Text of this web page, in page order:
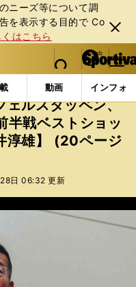
ニーズ等について調
を表⽰する⽬的で Co
はこちら
閉じ
る
web Sportiva (webスポルティーバ)
検索
マイペ
ー
ジ
メニュ
動画 インフォ
、ピアストリ、フェルス
ェルスタッペン、
戦ベストショッ
淳雄】 (20ページ
日 06:32 更新